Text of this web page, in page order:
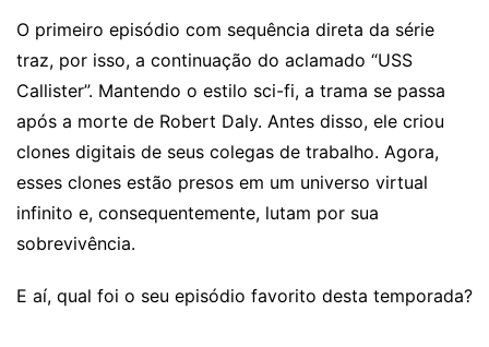
O primeiro episódio com sequência direta da série
traz, por isso, a continuação do aclamado “USS
Callister”. Mantendo o estilo sci-fi, a trama se passa
após a morte de Robert Daly. Antes disso, ele criou
clones digitais de seus colegas de trabalho. Agora,
esses clones estão presos em um universo virtual
infinito e, consequentemente, lutam por sua
sobrevivência.
E aí, qual foi o seu episódio favorito desta temporada?